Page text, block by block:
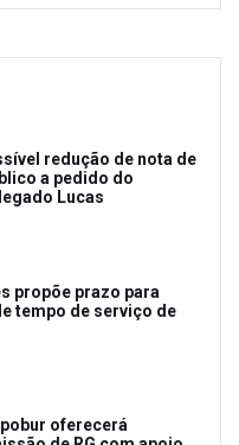
redução de nota de
a pedido do
Lucas
propõe prazo para
tempo de serviço de
oferecerá